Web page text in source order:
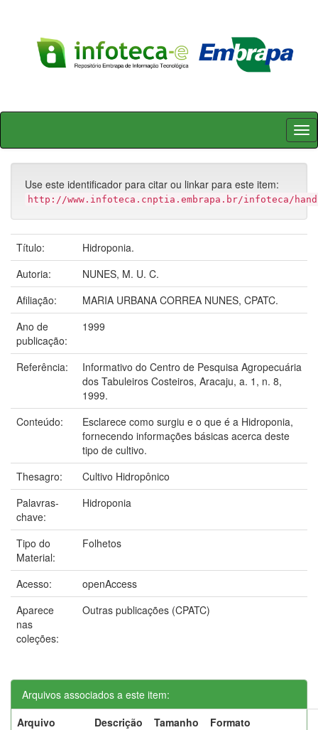
Skip
Use este identificador para citar ou linkar para este item:
http://www.infoteca.cnptia.embrapa.br/infoteca/
Título:
Hidroponia.
Autoria:
NUNES, M. U. C.
Afiliação:
MARIA URBANA CORREA NUNES, CPATC.
Ano de
publicação:
1999
Referência:
Informativo do Centro de Pesquisa Agropecuária
dos Tabuleiros Costeiros, Aracaju, a. 1, n. 8,
1999.
Conteúdo:
Esclarece como surgiu e o que é a Hidroponia,
fornecendo informações básicas acerca deste
tipo de cultivo.
Thesagro:
Cultivo Hidropônico
Palavras-
chave:
Hidroponia
Tipo do
Material:
Folhetos
Acesso:
openAccess
Aparece
nas
coleções:
Outras publicações (CPATC)
Arquivos associados a este item:
Arquivo
Descrição Tamanho
Formato